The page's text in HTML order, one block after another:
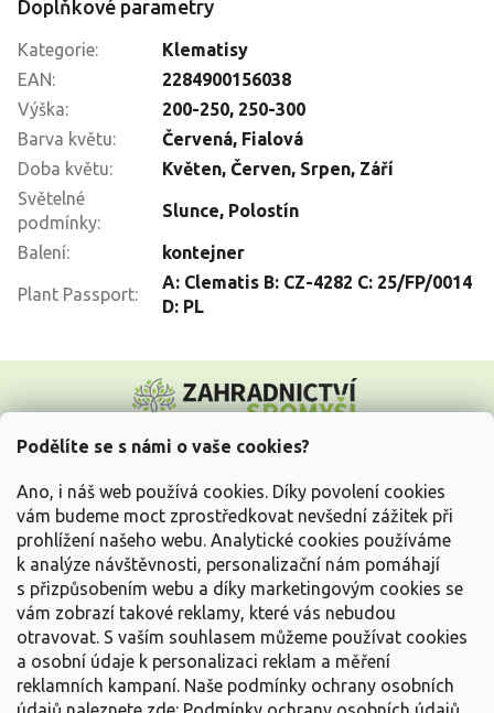
Podělíte se s námi o vaše cookies?
Ano, i náš web používá cookies. Díky povolení cookies
vám budeme moct zprostředkovat nevšední zážitek při
prohlížení našeho webu. Analytické cookies používáme
k analýze návštěvnosti, personalizační nám pomáhají
s přizpůsobením webu a díky marketingovým cookies se
vám zobrazí takové reklamy, které vás nebudou
otravovat. S vaším souhlasem můžeme používat cookies
a osobní údaje k personalizaci reklam a měření
reklamních kampaní. Naše podmínky ochrany osobních
Doplňkové parametry
Kategorie:
Klematisy
EAN:
2284900156038
Výška: 200-250, 250-300
Barva květu: Červená, Fialová
Doba květu: Květen, Červen, Srpen, Září
Světelné
podmínky:
Slunce, Polostín
Balení: kontejner
Plant Passport:
A: Clematis B: CZ-4282 C: 25/FP/0014
D: PL
p
Vše o nákupu
Informace pro Vás
Kontakujte nás